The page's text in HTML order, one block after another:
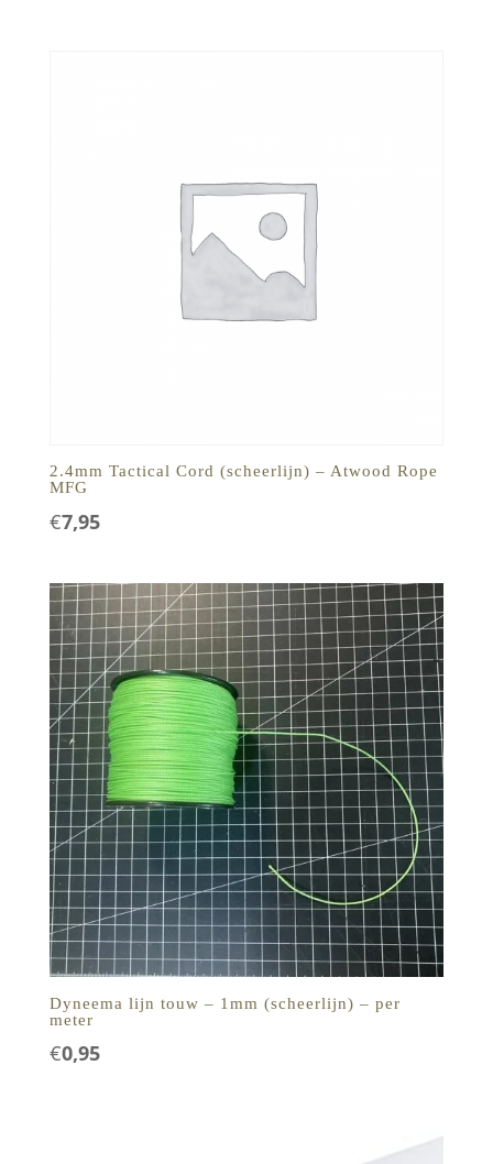
2.4mm Tactical Cord (scheerlijn) – Atwood Rope
MFG
€7,95
Dyneema lijn touw – 1mm (scheerlijn) – per
meter
€0,95